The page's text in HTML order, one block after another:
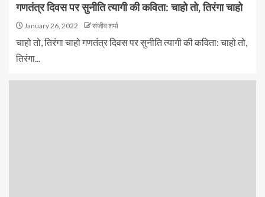
गणतंत्र दिवस पर सुनीति त्यागी की कविता: चाहो तो, तिरंगा चाहो
January 26, 2022 संजीव शर्मा
चाहो तो, तिरंगा चाहो गणतंत्र दिवस पर सुनीति त्यागी की कविता: चाहो तो,
तिरंगा...